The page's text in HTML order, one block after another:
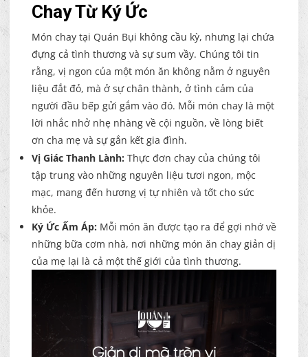
Chay Từ Ký Ức
Món chay tại Quán Bụi không cầu kỳ, nhưng lại chứa
đựng cả tình thương và sự sum vầy. Chúng tôi tin
rằng, vị ngon của một món ăn không nằm ở nguyên
liệu đắt đỏ, mà ở sự chân thành, ở tình cảm của
người đầu bếp gửi gắm vào đó. Mỗi món chay là một
lời nhắc nhở nhẹ nhàng về cội nguồn, về lòng biết
ơn cha mẹ và sự gắn kết gia đình.
Vị Giác Thanh Lành: Thực đơn chay của chúng tôi
tập trung vào những nguyên liệu tươi ngon, mộc
mạc, mang đến hương vị tự nhiên và tốt cho sức
khỏe.
Ký Ức Ấm Áp: Mỗi món ăn được tạo ra để gợi nhớ về
những bữa cơm nhà, nơi những món ăn chay giản dị
của mẹ lại là cả một thế giới của tình thương.